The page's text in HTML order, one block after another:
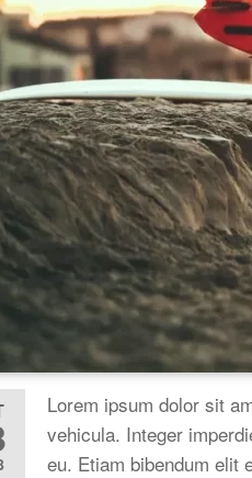
Lorem ipsum dolor sit
vehicula. Integer
eu. Etiam bibendum elit